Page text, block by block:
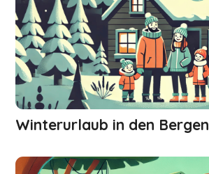
Winterurlaub in den Bergen